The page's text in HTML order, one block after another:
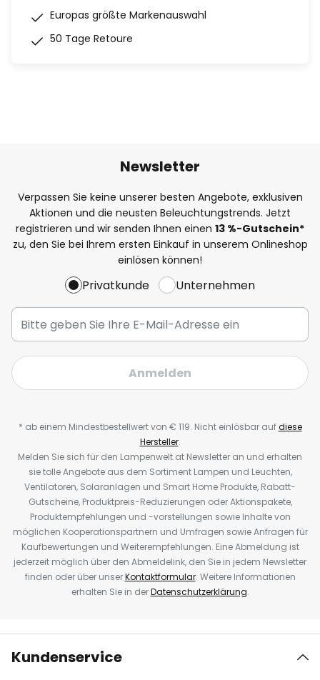
Europas größte Markenauswahl
50 Tage Retoure
Newsletter
Verpassen Sie keine unserer besten Angebote, exklusiven
Aktionen und die neusten Beleuchtungstrends. Jetzt
registrieren und wir senden Ihnen einen 13 %-Gutschein*
zu, den Sie bei Ihrem ersten Einkauf in unserem Onlineshop
einlösen können!
Privatkunde Unternehmen
Anmelden
* ab einem Mindestbestellwert von € 119. Nicht einlösbar aufdiese
Hersteller.
Melden Sie sich für den Lampenwelt.at Newsletter an und erhalten
sie tolle Angebote aus dem Sortiment Lampen und Leuchten,
Ventilatoren, Solaranlagen und Smart Home Produkte, Rabatt-
Gutscheine, Produktpreis-Reduzierungen oder Aktionspakete,
Produktempfehlungen und -vorstellungen sowie Inhalte von
möglichen Kooperationspartnern und Umfragen sowie Anfragen für
Kaufbewertungen und Weiterempfehlungen. Eine Abmeldung ist
jederzeit möglich über den Abmeldelink, den Sie in jedem Newsletter
finden oder über unserKontaktformular. Weitere Informationen
erhalten Sie in derDatenschutzerklärung.
Kundenservice